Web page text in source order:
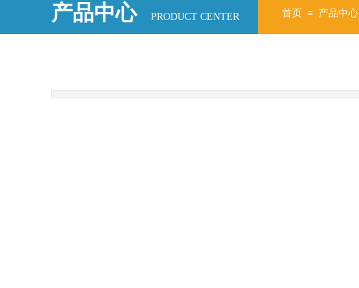
产品中心PRODUCT CENTER 首页 ≡ 产品中心